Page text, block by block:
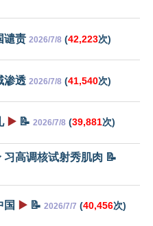
谴责 2026/7/8 (42,223次)
渗透 2026/7/8 (41,540次)
▶️ 📝 2026/7/8 (39,881次)
高调核试射秀肌肉 📝
国 ▶️ 📝 2026/7/7 (40,456次)